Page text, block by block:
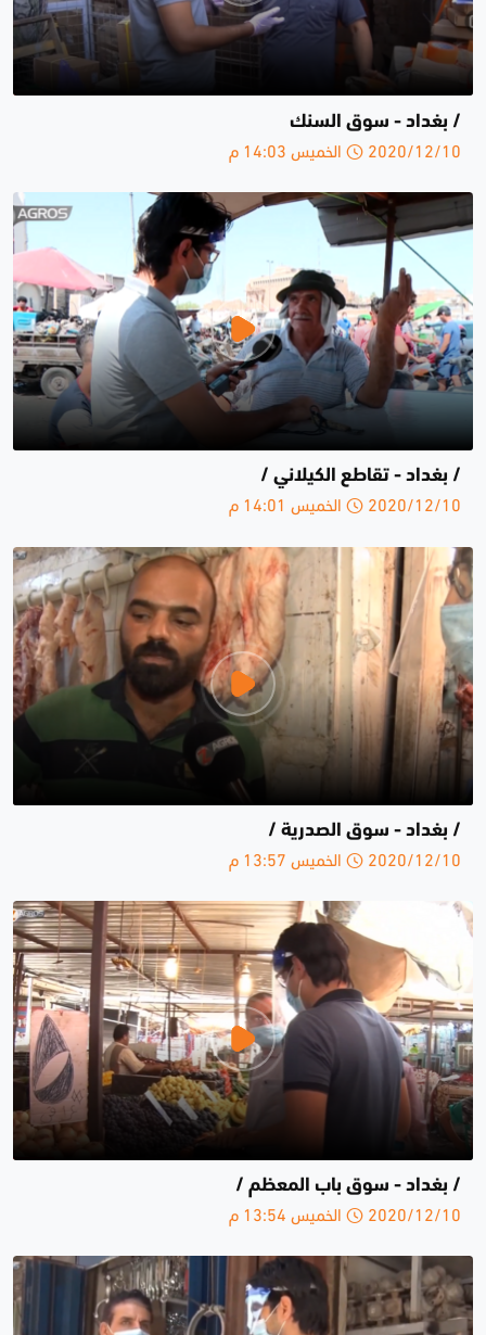
/ بغداد - سوق السنك
2020/12/10 الخميس 14:03 م
/ بغداد - تقاطع الكيلاني /
2020/12/10 الخميس 14:01 م
/ بغداد - سوق الصدرية /
2020/12/10 الخميس 13:57 م
/ بغداد - سوق باب المعظم /
2020/12/10 الخميس 13:54 م